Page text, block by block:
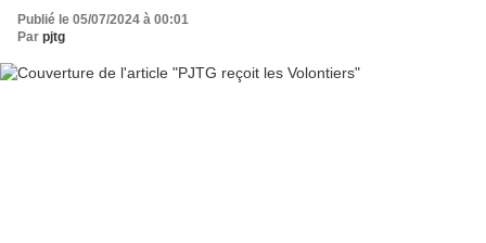
Publié le 05/07/2024 à 00:01
Par pjtg